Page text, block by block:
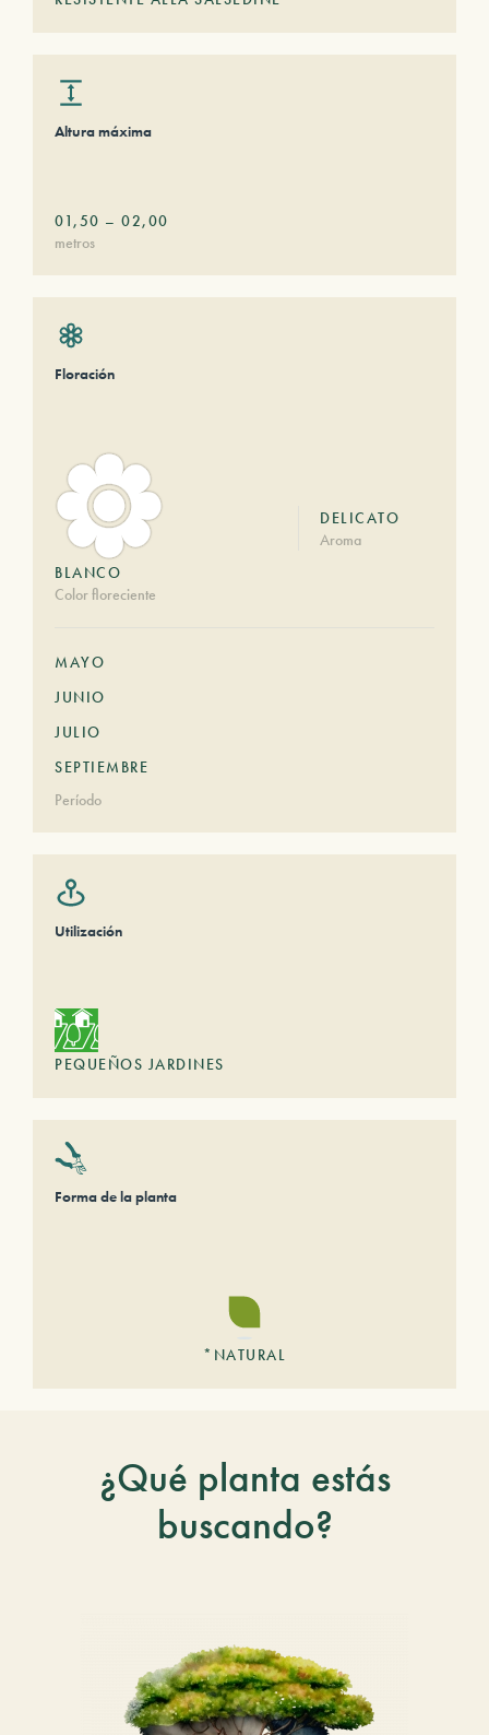
Altura máxima
01,50 – 02,00
metros
Floración
BLANCO
Color floreciente
DELICATO
Aroma
MAYO
JUNIO
JULIO
SEPTIEMBRE
Período
Utilización
PEQUEÑOS JARDINES
Forma de la planta
*NATURAL
¿Qué planta estás
buscando?